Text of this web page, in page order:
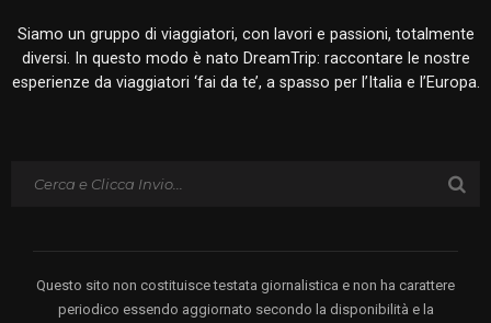
Siamo un gruppo di viaggiatori, con lavori e passioni, totalmente
diversi. In questo modo è nato DreamTrip: raccontare le nostre
esperienze da viaggiatori ‘fai da te’, a spasso per l’Italia e l’Europa.
Questo sito non costituisce testata giornalistica e non ha carattere
periodico essendo aggiornato secondo la disponibilità e la